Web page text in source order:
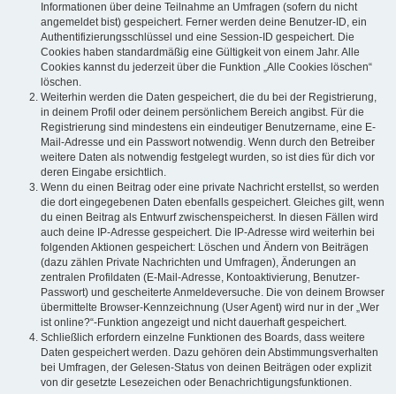
Informationen über deine Teilnahme an Umfragen (sofern du nicht
angemeldet bist) gespeichert. Ferner werden deine Benutzer-ID, ein
Authentifizierungsschlüssel und eine Session-ID gespeichert. Die
Cookies haben standardmäßig eine Gültigkeit von einem Jahr. Alle
Cookies kannst du jederzeit über die Funktion „Alle Cookies löschen“
löschen.
Weiterhin werden die Daten gespeichert, die du bei der Registrierung,
in deinem Profil oder deinem persönlichem Bereich angibst. Für die
Registrierung sind mindestens ein eindeutiger Benutzername, eine E-
Mail-Adresse und ein Passwort notwendig. Wenn durch den Betreiber
weitere Daten als notwendig festgelegt wurden, so ist dies für dich vor
deren Eingabe ersichtlich.
Wenn du einen Beitrag oder eine private Nachricht erstellst, so werden
die dort eingegebenen Daten ebenfalls gespeichert. Gleiches gilt, wenn
du einen Beitrag als Entwurf zwischenspeicherst. In diesen Fällen wird
auch deine IP-Adresse gespeichert. Die IP-Adresse wird weiterhin bei
folgenden Aktionen gespeichert: Löschen und Ändern von Beiträgen
(dazu zählen Private Nachrichten und Umfragen), Änderungen an
zentralen Profildaten (E-Mail-Adresse, Kontoaktivierung, Benutzer-
Passwort) und gescheiterte Anmeldeversuche. Die von deinem Browser
übermittelte Browser-Kennzeichnung (User Agent) wird nur in der „Wer
ist online?“-Funktion angezeigt und nicht dauerhaft gespeichert.
Schließlich erfordern einzelne Funktionen des Boards, dass weitere
Daten gespeichert werden. Dazu gehören dein Abstimmungsverhalten
bei Umfragen, der Gelesen-Status von deinen Beiträgen oder explizit
von dir gesetzte Lesezeichen oder Benachrichtigungsfunktionen.